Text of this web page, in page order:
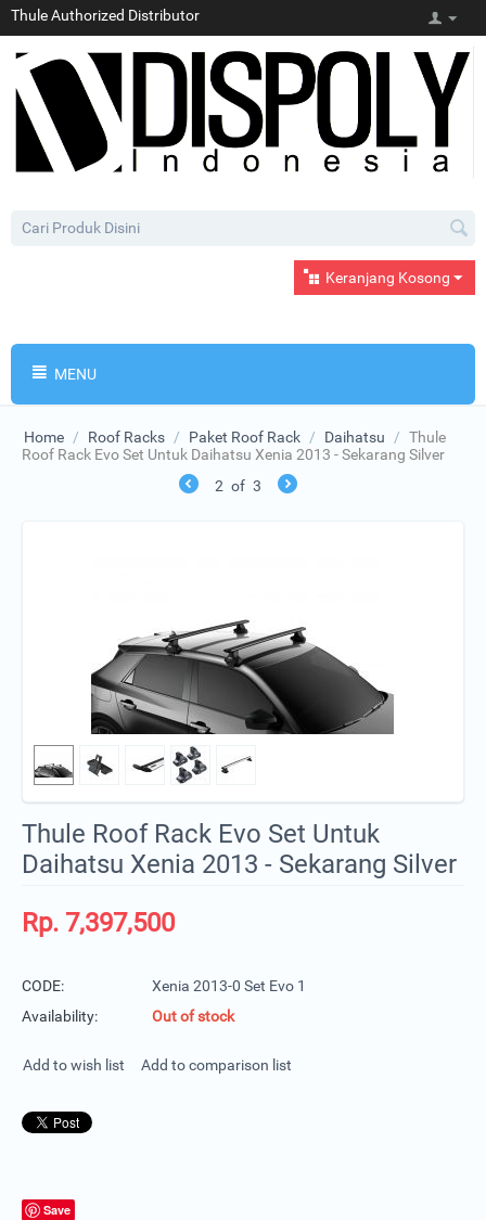
Thule Authorized Distributor
Keranjang Kosong
MENU
Home / Roof Racks / Paket Roof Rack / Daihatsu / Thule
Roof Rack Evo Set Untuk Daihatsu Xenia 2013 - Sekarang Silver
2 of 3
Thule Roof Rack Evo Set Untuk
Daihatsu Xenia 2013 - Sekarang Silver
Rp. 7,397,500
CODE:
Xenia 2013-0 Set Evo 1
Availability:
Out of stock
Add to wish list Add to comparison list
Save